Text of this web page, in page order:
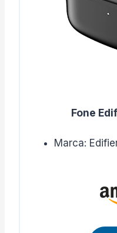
Fone
Marca: